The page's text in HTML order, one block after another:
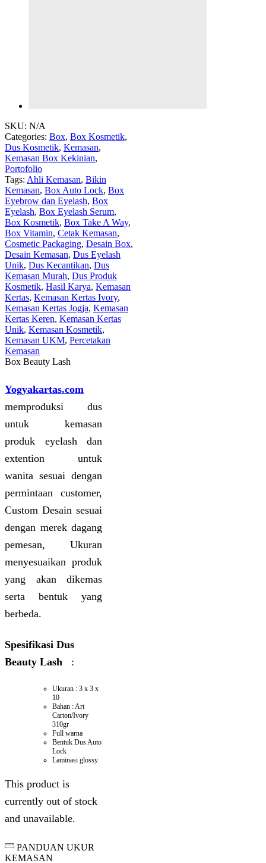
SKU: N/A
Categories: Box, Box Kosmetik,
Dus Kosmetik, Kemasan,
Kemasan Box Kekinian,
Portofolio
Tags: Ahli Kemasan, Bikin
Kemasan, Box Auto Lock, Box
Eyebrow dan Eyelash, Box
Eyelash, Box Eyelash Serum,
Box Kosmetik, Box Take A Way,
Box Vitamin, Cetak Kemasan,
Cosmetic Packaging, Desain Box,
Desain Kemasan, Dus Eyelash
Unik, Dus Kecantikan, Dus
Kemasan Murah, Dus Produk
Kosmetik, Hasil Karya, Kemasan
Kertas, Kemasan Kertas Ivory,
Kemasan Kertas Jogja, Kemasan
Kertas Keren, Kemasan Kertas
Unik, Kemasan Kosmetik,
Kemasan UKM, Percetakan
Kemasan
Box Beauty Lash
Yogyakartas.com
memproduksi dus
untuk kemasan
produk eyelash dan
extention untuk
wanita sesuai dengan
permintaan customer,
Custom Desain sesuai
dengan merek dagang
pemesan, Ukuran
menyesuaikan produk
yang akan dikemas
serta bentuk yang
berbeda.
Spesifikasi Dus
Beauty Lash :
Ukuran : 3 x 3 x
10
Bahan : Art
Carton/Ivory
310gr
Full warna
Bentuk Dus Auto
Lock
Laminasi glossy
This product is
currently out of stock
and unavailable.
PANDUAN UKUR
KEMASAN